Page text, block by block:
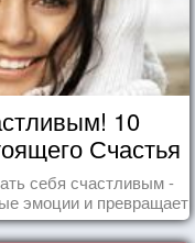
10
Счастья
себя счастливым -
эмоции и превращает
праздник.